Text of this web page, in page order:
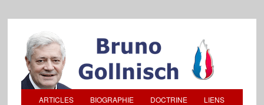
ARTICLES BIOGRAPHIE DOCTRINE LIENS